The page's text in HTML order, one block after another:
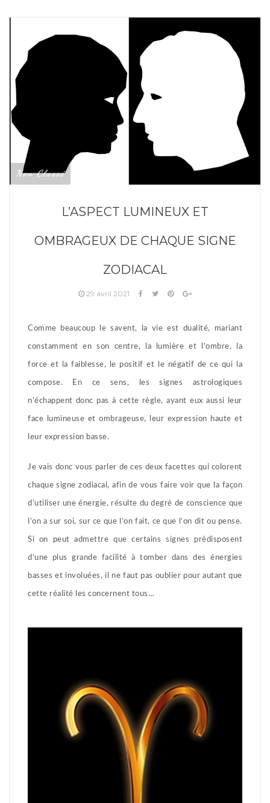
Non Classé
L’ASPECT LUMINEUX ET
OMBRAGEUX DE CHAQUE SIGNE
ZODIACAL
29 avril 2021
Comme beaucoup le savent, la vie est dualité, mariant
constamment en son centre, la lumière et l’ombre, la
force et la faiblesse, le positif et le négatif de ce qui la
compose. En ce sens, les signes astrologiques
n’échappent donc pas à cette règle, ayant eux aussi leur
face lumineuse et ombrageuse, leur expression haute et
leur expression basse.
Je vais donc vous parler de ces deux facettes qui colorent
chaque signe zodiacal, afin de vous faire voir que la façon
d’utiliser une énergie, résulte du degré de conscience que
l’on a sur soi, sur ce que l’on fait, ce que l’on dit ou pense.
Si on peut admettre que certains signes prédisposent
d’une plus grande facilité à tomber dans des énergies
basses et involuées, il ne faut pas oublier pour autant que
cette réalité les concernent tous…